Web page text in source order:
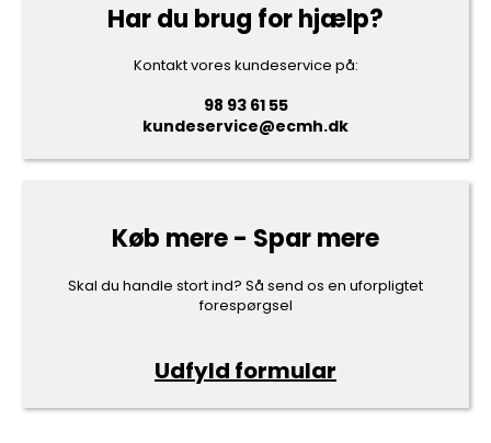
Har du brug for hjælp?
Kontakt vores kundeservice på:
98 93 61 55
kundeservice@ecmh.dk
Køb mere - Spar mere
Skal du handle stort ind? Så send os en uforpligtet
forespørgsel
Udfyld formular